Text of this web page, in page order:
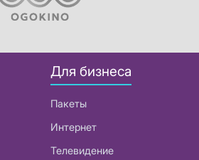
Для бизнеса
Пакеты
Интернет
Телевидение